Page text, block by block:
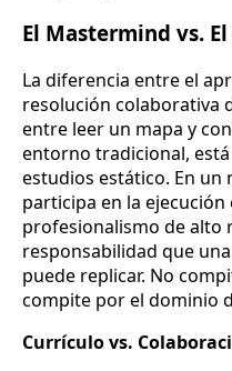
El Mastermind vs.
La diferencia entre el
resolución colaborativa
entre leer un mapa y
entorno tradicional,
estudios estático. En un
participa en la
profesionalismo de alto
responsabilidad que
puede replicar. No
compite por el dominio
Currículo vs.